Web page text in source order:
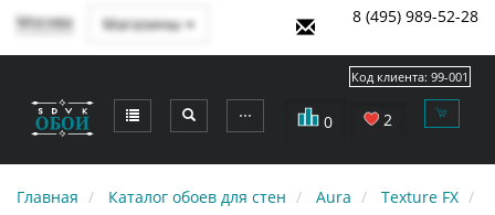
Москва Магазины 8 (495) 989-52-28
⋯ 0 2
Код клиента: 99-001
Главная Каталог обоев для стен Aura Texture FX